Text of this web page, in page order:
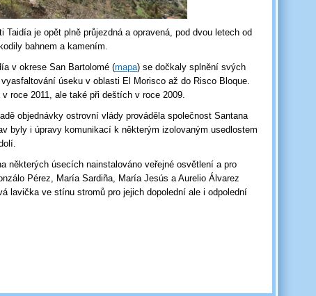
Taidía je opět plně průjezdná a opravená, pod dvou letech od
bahnem a kamením.
v okrese San Bartolomé (mapa) se dočkaly splnění svých
úseku v oblasti El Morisco až do Risco Bloque.
roce 2011, ale také při deštích v roce 2009.
objednávky ostrovní vlády prováděla společnost Santana
byly i úpravy komunikací k některým izolovaným usedlostem
některých úsecích nainstalováno veřejné osvětlení a pro
Pérez, María Sardiña, María Jesús a Aurelio Álvarez
lavička ve stínu stromů pro jejich dopolední ale i odpolední